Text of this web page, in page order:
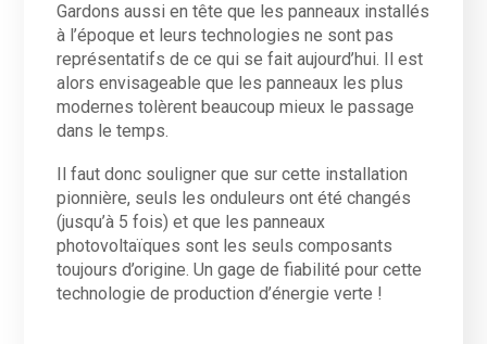
Gardons aussi en tête que les panneaux installés
à l’époque et leurs technologies ne sont pas
représentatifs de ce qui se fait aujourd’hui. Il est
alors envisageable que les panneaux les plus
modernes tolèrent beaucoup mieux le passage
dans le temps.
Il faut donc souligner que sur cette installation
pionnière, seuls les onduleurs ont été changés
(jusqu’à 5 fois) et que les panneaux
photovoltaïques sont les seuls composants
toujours d’origine. Un gage de fiabilité pour cette
technologie de production d’énergie verte !